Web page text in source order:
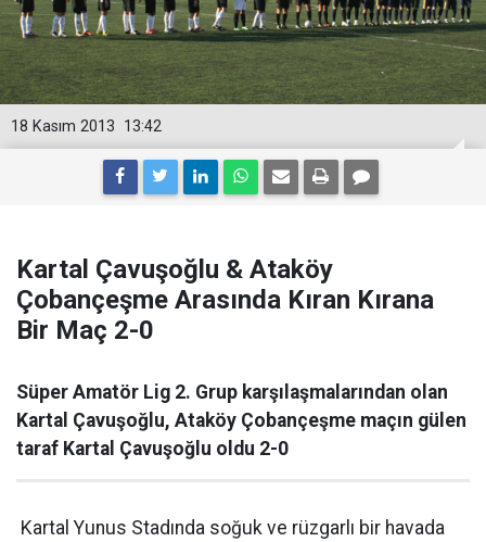
13:42
18 Kasım 2013
Kartal Çavuşoğlu & Ataköy
Çobançeşme Arasında Kıran Kırana
Bir Maç 2-0
Süper Amatör Lig 2. Grup karşılaşmalarından olan
Kartal Çavuşoğlu, Ataköy Çobançeşme maçın gülen
taraf Kartal Çavuşoğlu oldu 2-0
Kartal Yunus Stadında soğuk ve rüzgarlı bir havada